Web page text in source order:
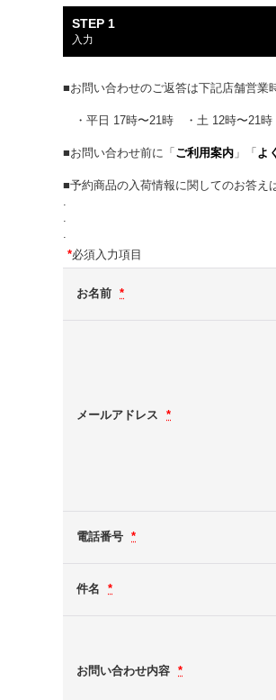
STEP 1
入力
■お問い合わせのご返答は下記店舗営業
・平日 17時〜21時 ・土 12時〜21
■お問い合わせ前に「 ご利用案内 」「 よ
■予約商品の入荷情報に関してのお答え
.
.
.
*必須入力項目
お名前 *
メールアドレス *
電話番号 *
件名 *
お問い合わせ内容 *